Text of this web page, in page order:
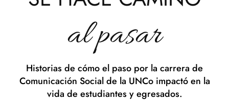
al pasar
Historias de cómo el paso por la carrera de
Comunicación Social de la UNCo impactó en la
vida de estudiantes y egresados.